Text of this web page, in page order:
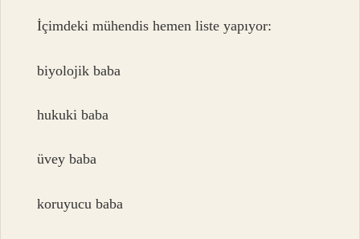
İçimdeki mühendis hemen liste yapıyor:
biyolojik baba
hukuki baba
üvey baba
koruyucu baba